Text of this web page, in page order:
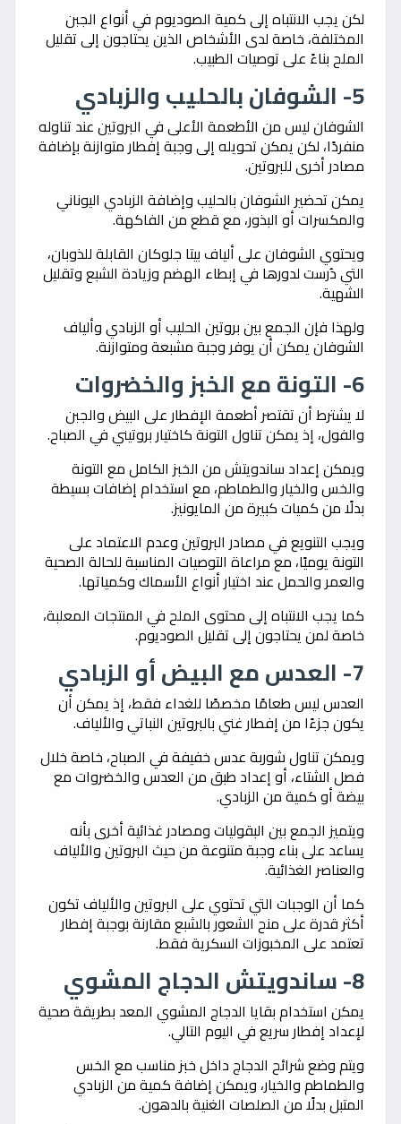
لكن يجب الانتباه إلى كمية الصوديوم في أنواع الجبن
المختلفة، خاصة لدى الأشخاص الذين يحتاجون إلى تقليل
الملح بناءً على توصيات الطبيب.
5- الشوفان بالحليب والزبادي
الشوفان ليس من الأطعمة الأعلى في البروتين عند تناوله
منفردًا، لكن يمكن تحويله إلى وجبة إفطار متوازنة بإضافة
مصادر أخرى للبروتين.
يمكن تحضير الشوفان بالحليب وإضافة الزبادي اليوناني
والمكسرات أو البذور، مع قطع من الفاكهة.
ويحتوي الشوفان على ألياف بيتا جلوكان القابلة للذوبان،
التي دُرست لدورها في إبطاء الهضم وزيادة الشبع وتقليل
الشهية.
ولهذا فإن الجمع بين بروتين الحليب أو الزبادي وألياف
الشوفان يمكن أن يوفر وجبة مشبعة ومتوازنة.
6- التونة مع الخبز والخضروات
لا يشترط أن تقتصر أطعمة الإفطار على البيض والجبن
والفول، إذ يمكن تناول التونة كاختيار بروتيني في الصباح.
ويمكن إعداد ساندويتش من الخبز الكامل مع التونة
والخس والخيار والطماطم، مع استخدام إضافات بسيطة
بدلًا من كميات كبيرة من المايونيز.
ويجب التنويع في مصادر البروتين وعدم الاعتماد على
التونة يوميًا، مع مراعاة التوصيات المناسبة للحالة الصحية
والعمر والحمل عند اختيار أنواع الأسماك وكمياتها.
كما يجب الانتباه إلى محتوى الملح في المنتجات المعلبة،
خاصة لمن يحتاجون إلى تقليل الصوديوم.
7- العدس مع البيض أو الزبادي
العدس ليس طعامًا مخصصًا للغداء فقط، إذ يمكن أن
يكون جزءًا من إفطار غني بالبروتين النباتي والألياف.
ويمكن تناول شوربة عدس خفيفة في الصباح، خاصة خلال
فصل الشتاء، أو إعداد طبق من العدس والخضروات مع
بيضة أو كمية من الزبادي.
ويتميز الجمع بين البقوليات ومصادر غذائية أخرى بأنه
يساعد على بناء وجبة متنوعة من حيث البروتين والألياف
والعناصر الغذائية.
كما أن الوجبات التي تحتوي على البروتين والألياف تكون
أكثر قدرة على منح الشعور بالشبع مقارنة بوجبة إفطار
تعتمد على المخبوزات السكرية فقط.
8- ساندويتش الدجاج المشوي
يمكن استخدام بقايا الدجاج المشوي المعد بطريقة صحية
لإعداد إفطار سريع في اليوم التالي.
ويتم وضع شرائح الدجاج داخل خبز مناسب مع الخس
والطماطم والخيار، ويمكن إضافة كمية من الزبادي
المتبل بدلًا من الصلصات الغنية بالدهون.